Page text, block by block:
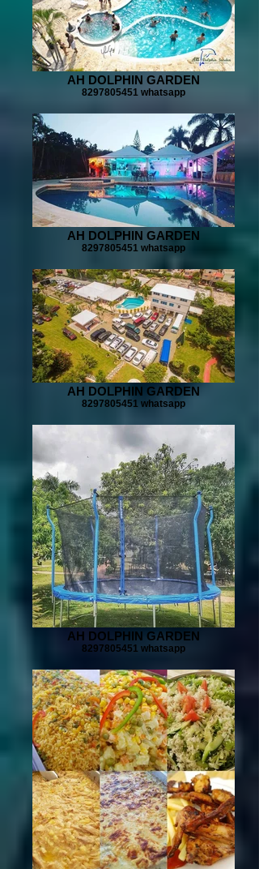
AH DOLPHIN GARDEN
8297805451 whatsapp
AH DOLPHIN GARDEN
8297805451 whatsapp
AH DOLPHIN GARDEN
8297805451 whatsapp
AH DOLPHIN GARDEN
8297805451 whatsapp